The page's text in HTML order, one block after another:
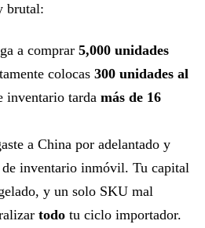
brutal:
a comprar 5,000 unidades
colocas 300 unidades al
inventario tarda más de 16
a China por adelantado y
de inventario inmóvil. Tu capital
y un solo SKU mal
todo tu ciclo importador.